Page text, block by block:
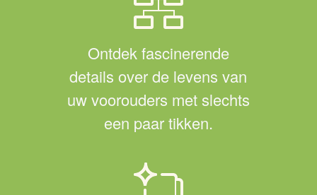
Ontdek fascinerende
details over de levens van
uw voorouders met slechts
een paar tikken.